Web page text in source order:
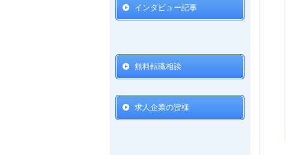
インタビュー記事
無料転職相談
求人企業の皆様